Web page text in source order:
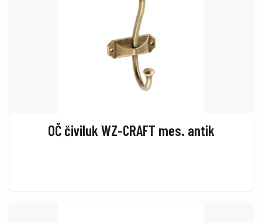
OČ čiviluk WZ-CRAFT mes. antik